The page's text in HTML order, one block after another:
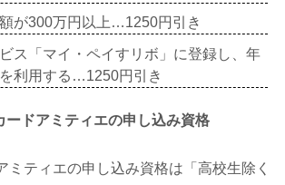
が300万円以上…1250円引き
ス「マイ・ペイすリボ」に登録し、年
利用する…1250円引き
ードアミティエの申し込み資格
ミティエの申し込み資格は「高校生除く